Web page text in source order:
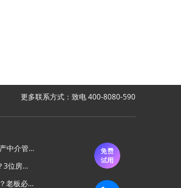
更多联系方式：致电 400-8080-590
房产中介门店管理：为什么必须用房产中介管理系统？
为什么6万多家房产公司都选房在线？3位房产中介老板的真实心声
2026年8月房产中介管理系统怎么选？老板必看的“避坑六步法”